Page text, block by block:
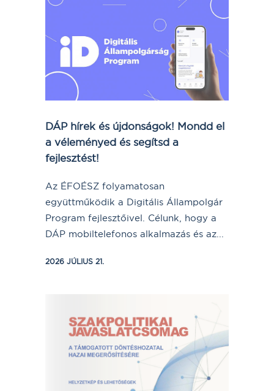
DÁP hírek és újdonságok! Mondd el
a véleményed és segítsd a
fejlesztést!
Az ÉFOÉSZ folyamatosan
együttműködik a Digitális Állampolgár
Program fejlesztőivel. Célunk, hogy a
DÁP mobiltelefonos alkalmazás és az...
2026 JÚLIUS 21.